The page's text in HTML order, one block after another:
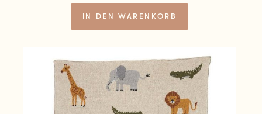
IN DEN WARENKORB